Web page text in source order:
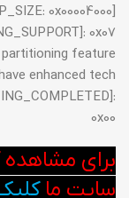
0x00004000]
0x07
feature
enhanced tech.
0x00
برای
سایت ما